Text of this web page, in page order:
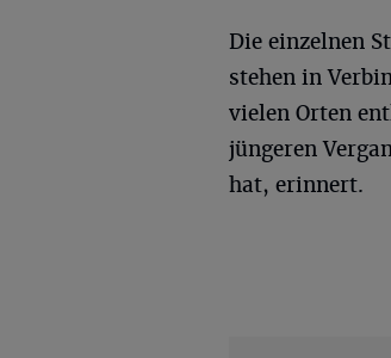
Die einzelnen
stehen in
vielen Orten
jüngeren
hat, erinnert.